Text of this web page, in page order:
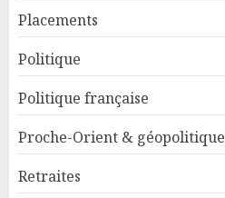
Placements
Politique
Politique française
Proche-Orient & géopolitique
Retraites